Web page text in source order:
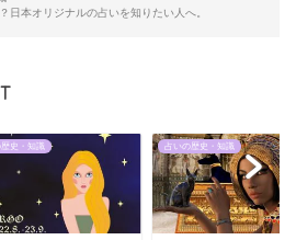
日本オリジナルの占いを知りたい人へ。
史・知識 占いの歴史・知識